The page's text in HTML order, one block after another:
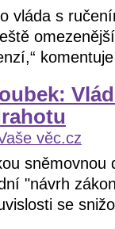
vláda s
věc.cz
"návrh
se